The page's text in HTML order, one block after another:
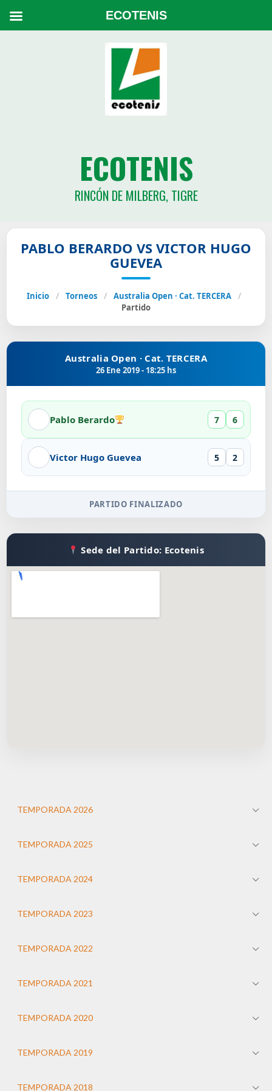
ECOTENIS
RINCÓN DE MILBERG, TIGRE
PABLO BERARDO VS VICTOR HUGO
GUEVEA
Inicio / Torneos / Australia Open · Cat. TERCERA
/
Partido
Australia Open · Cat. TERCERA
26 Ene 2019 - 18:25 hs
Pablo Berardo 7 6
Victor Hugo Guevea 5 2
PARTIDO FINALIZADO
Sede del Partido: Ecotenis
TEMPORADA 2026
TEMPORADA 2025
TEMPORADA 2024
TEMPORADA 2023
TEMPORADA 2022
TEMPORADA 2021
TEMPORADA 2020
TEMPORADA 2019
TEMPORADA 2018
ECOTENIS